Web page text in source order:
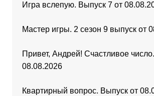
Игра вслепую. Выпуск 7 от
Мастер игры. 2 сезон 9 выпуск от
Привет, Андрей! Счастливое
08.08.2026
Квартирный вопрос. Выпуск от